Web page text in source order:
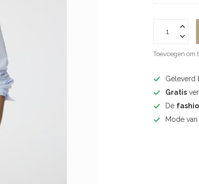
Toevoegen om
Geleverd
Gratis
Dé
Mode van